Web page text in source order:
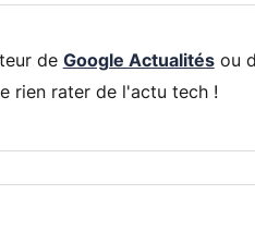
de Google Actualitésou
rien rater de l'actu tech !